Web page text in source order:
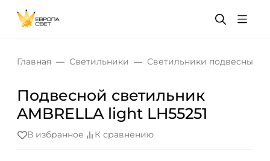
Главная Светильники Светильники подвесные
Подвесной светильник
AMBRELLA light LH55251
В избранное К сравнению